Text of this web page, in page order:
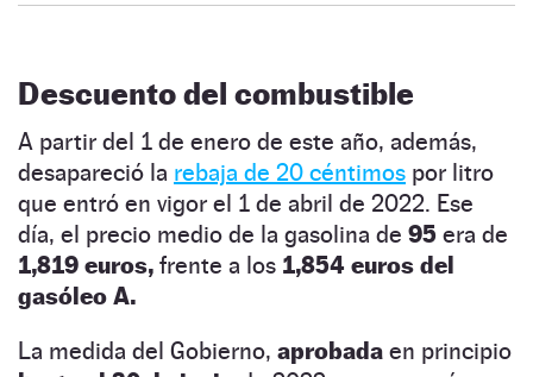
Descuento del combustible
A partir del 1 de enero de este año, además,
desapareció la rebaja de 20 céntimos por litro
que entró en vigor el 1 de abril de 2022. Ese
día, el precio medio de la gasolina de 95 era de
1,819 euros, frente a los 1,854 euros del
gasóleo A.
La medida del Gobierno, aprobada en principio